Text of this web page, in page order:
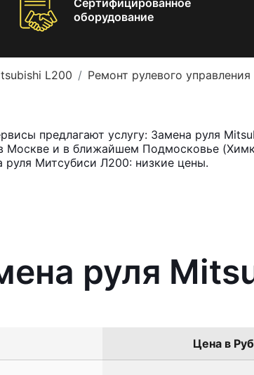
оборудование
L200 Ремонт рулевого
предлагают услугу: Замена руля
Москве и в ближайшем Подмосковье
Митсубиси Л200: низкие цены.
руля
Цена в